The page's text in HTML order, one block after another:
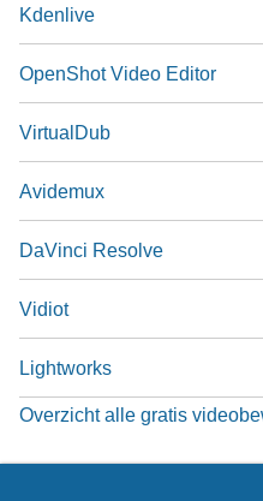
Kdenlive
OpenShot Video Editor
VirtualDub
Avidemux
DaVinci Resolve
Vidiot
Lightworks
Overzicht alle gratis